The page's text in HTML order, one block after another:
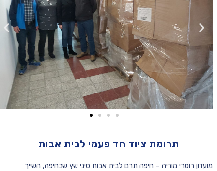
תרומת ציוד חד פעמי לבית אבות
מועדון רוטרי מוריה – חיפה תרם לבית אבות סיני שץ שבחיפה, השייך